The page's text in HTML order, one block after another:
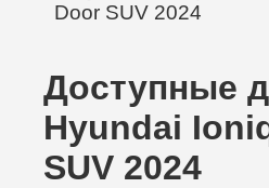
Доступные
Hyundai
SUV 2024